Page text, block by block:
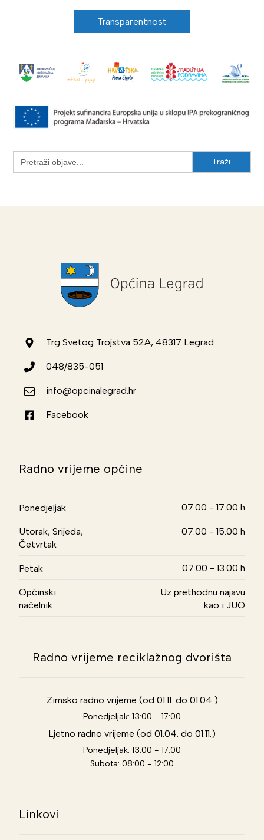
Transparentnost
Search
for:
Trg Svetog Trojstva 52A, 48317 Legrad
048/835-051
info@opcinalegrad.hr
Facebook
Radno vrijeme općine
Ponedjeljak 07.00 - 17.00 h
Utorak, Srijeda,
Četvrtak
07.00 - 15.00 h
Petak 07.00 - 13.00 h
Općinski
načelnik
Uz prethodnu najavu
kao i JUO
Radno vrijeme reciklažnog dvorišta
Zimsko radno vrijeme (od 01.11. do 01.04.)
Ponedjeljak: 13:00 - 17:00
Ljetno radno vrijeme (od 01.04. do 01.11.)
Ponedjeljak: 13:00 - 17:00
Subota: 08:00 - 12:00
Linkovi